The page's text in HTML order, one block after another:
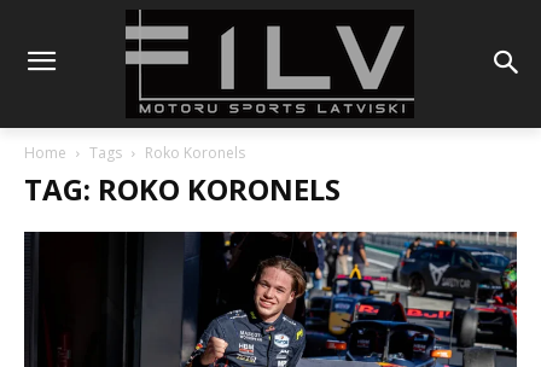
Home Tags Roko Koronels
TAG: ROKO KORONELS